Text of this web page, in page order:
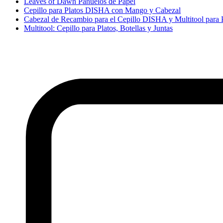
Cepillo para Platos DISHA con Mango y Cabezal
Cabezal de Recambio para el Cepillo DISHA y Multitool para
Multitool: Cepillo para Platos, Botellas y Juntas